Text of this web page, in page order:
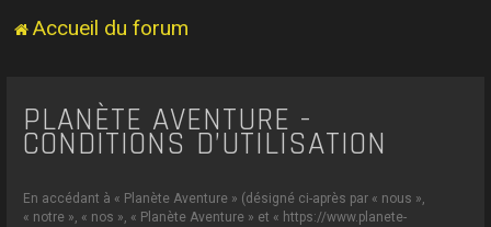
Accueil du forum
PLANÈTE AVENTURE -
CONDITIONS D’UTILISATION
En accédant à « Planète Aventure » (désigné ci-après par « nous »,
« notre », « nos », « Planète Aventure » et « https://www.planete-